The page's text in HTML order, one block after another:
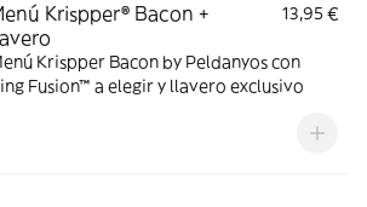
Krispper® Bacon +
13,95 €
Krispper Bacon by Peldanyos con
Fusion™ a elegir y llavero exclusivo